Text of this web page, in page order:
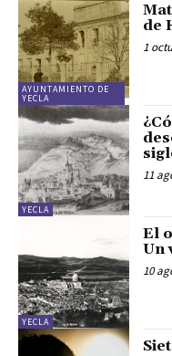
AYUNTAMIENTO DE
YECLA
de
1
YECLA
11
YECLA
El
Un
10